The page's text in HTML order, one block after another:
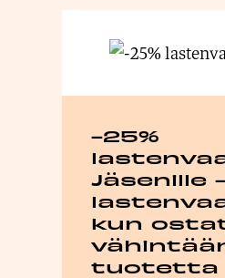
-25%
Jäsenille
kun
tuotetta